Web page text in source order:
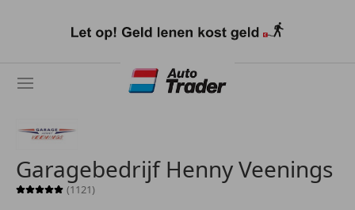
naar
Garagebedrijf Henny Veenings
Sterrenbeoordeling 5 van 5
(1121)